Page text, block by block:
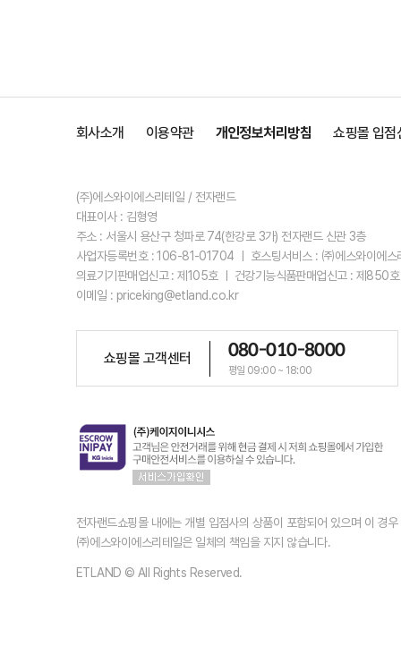
회사소개 이용약관 개인정보처리방침 쇼핑몰 입점
(주)에스와이에스리테일 / 전자랜드
대표이사 : 김형영
주소 : 서울시 용산구 청파로 74(한강로 3가) 전자랜드 신관 3층
사업자등록번호 : 106-81-01704 ㅣ 호스팅서비스 : ㈜에스와이에
의료기기판매업신고 : 제105호 ㅣ 건강기능식품판매업신고 : 제850
이메일 : priceking@etland.co.kr
쇼핑몰 고객센터 080-010-8000
평일 09:00 ~ 18:00
전자랜드쇼핑몰 내에는 개별 입점사의 상품이 포함되어 있으며 이 경
㈜에스와이에스리테일은 일체의 책임을 지지 않습니다.
ETLAND © All Rights Reserved.